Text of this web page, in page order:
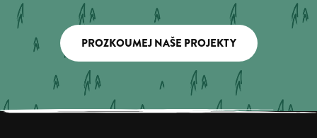
PROZKOUMEJ NAŠE PROJEKTY